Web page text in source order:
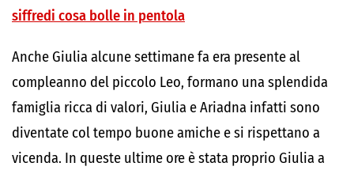
siffredi cosa bolle in pentola
Anche Giulia alcune settimane fa era presente al
compleanno del piccolo Leo, formano una splendida
famiglia ricca di valori, Giulia e Ariadna infatti sono
diventate col tempo buone amiche e si rispettano a
vicenda. In queste ultime ore è stata proprio Giulia a